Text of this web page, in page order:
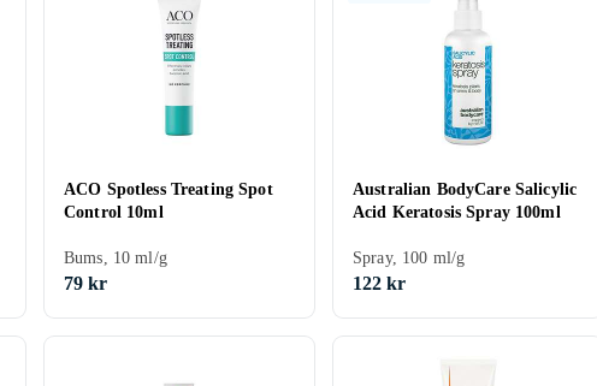
ACO Spotless Treating Spot
Control 10ml
Bums, 10 ml/g
79 kr
Australian BodyCare Salicylic
Acid Keratosis Spray 100ml
Spray, 100 ml/g
122 kr